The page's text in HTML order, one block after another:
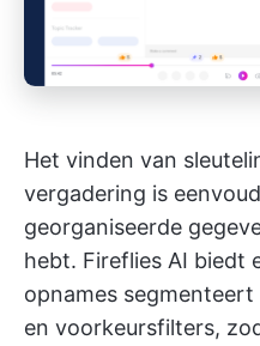
Het vinden van
vergadering is
georganiseerde
hebt. Fireflies AI biedt
opnames
en voorkeursfilters,